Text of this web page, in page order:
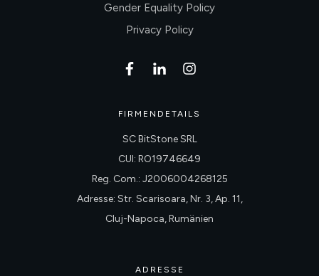
Gender Equality Policy
Privacy Policy
FIRMENDETAILS
SC BitStone SRL
CUI: RO19746649
Reg. Com.: J2006004268125
Adresse: Str. Scarisoara, Nr. 3, Ap. 11,
Cluj-Napoca, Rumänien
ADRESSE